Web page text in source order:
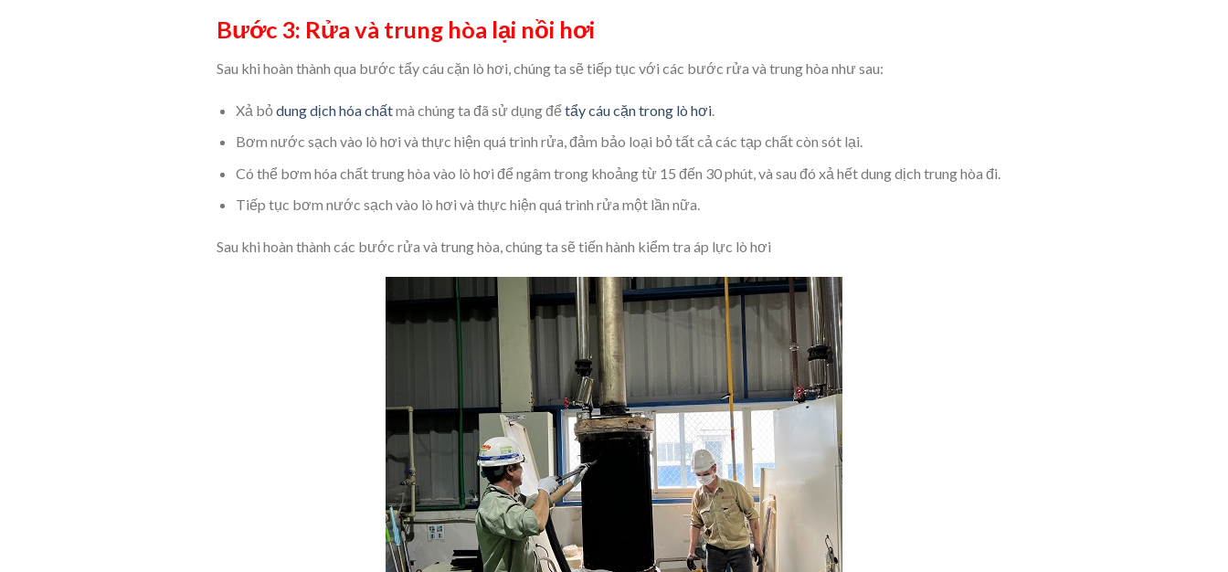
Bước 3: Rửa và trung hòa lại nồi hơi
Sau khi hoàn thành qua bước tẩy cáu cặn lò hơi, chúng ta sẽ tiếp tục với các bước rửa và trung hòa như sau:
Xả bỏdung dịch hóa chấtmà chúng ta đã sử dụng để tẩy cáu cặn trong lò hơi.
Bơm nước sạch vào lò hơi và thực hiện quá trình rửa, đảm bảo loại bỏ tất cả các tạp chất còn sót lại.
Có thể bơm hóa chất trung hòa vào lò hơi để ngâm trong khoảng từ 15 đến 30 phút, và sau đó xả hết dung dịch trung hòa đi.
Tiếp tục bơm nước sạch vào lò hơi và thực hiện quá trình rửa một lần nữa.
Sau khi hoàn thành các bước rửa và trung hòa, chúng ta sẽ tiến hành kiểm tra áp lực lò hơi